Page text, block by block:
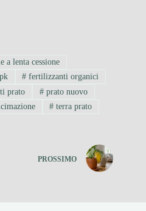
a lenta cessione
# fertilizzanti organici
prato # prato nuovo
# terra prato
PROSSIMO